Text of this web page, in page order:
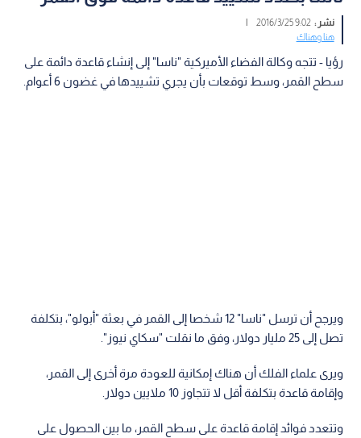
نشر :9:02 2016/3/25
|
هنا وهناك
رؤيا - تتجه وكالة الفضاء الأميركية "ناسا" إلى إنشاء قاعدة دائمة على
سطح القمر، وسط توقعات بأن يجري تشييدها في غضون 6 أعوام.
ويرجح أن ترسل "ناسا" 12 شخصا إلى القمر في بعثة "أبولو"، بتكلفة
تصل إلى 25 مليار دولار، وفق ما نقلت "سكاي نيوز".
ويرى علماء الفلك أن هناك إمكانية للعودة مرة أخرى إلى القمر،
وإقامة قاعدة بتكلفة أقل لا تتجاوز 10 ملايين دولار.
وتتعدد فوائد إقامة قاعدة على سطح القمر، ما بين الحصول على